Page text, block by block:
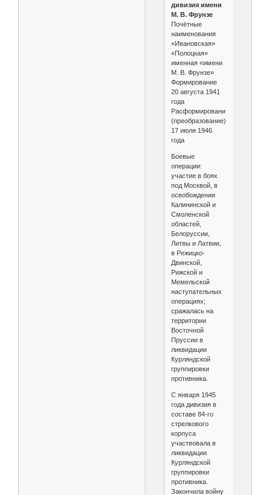
дивизия имени
М. В. Фрунзе
Почётные
наименования
«Ивановская»
«Полоцкая»
именная «имени
М. В. Фрунзе»
Формирование
20 августа 1941
года
Расформирование
(преобразование)
17 июля 1946
года
Боевые
операции:
участие в боях
под Москвой, в
освобождении
Калининской и
Смоленской
областей,
Белоруссии,
Литвы и Латвии,
в Режицко-
Двинской,
Рижской и
Мемельской
наступательных
операциях;
сражалась на
территории
Восточной
Пруссии в
ликвидации
Курляндской
группировки
противника.
С января 1945
года дивизия в
составе 84-го
стрелкового
корпуса
участвовала в
ликвидации
Курляндской
группировки
противника.
Закончила войну